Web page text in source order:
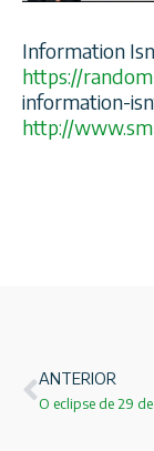
Information
https://
information-
http://
ANTERIOR
O eclipse de 29